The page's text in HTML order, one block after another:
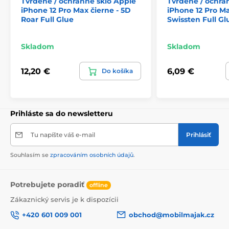
iPhone 12 Pro Max čierne - 5D
Roar Full Glue
Skladom
12,20 € Do košíka
iPhone 12 Pro
Swissten Full
Skladom
6,09 €
Prihláste sa do newsletteru
Tu napíšte váš e-mail Prihlásiť
Souhlasím se zpracováním osobních údajů.
Potrebujete poradiť offline
Zákaznický servis je k dispozícii
+420 601 009 001
obchod@mobilmajak.cz